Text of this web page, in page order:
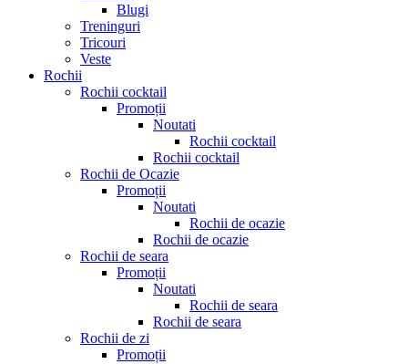
Blugi
Treninguri
Tricouri
Veste
Rochii
Rochii cocktail
Promoții
Noutati
Rochii cocktail
Rochii cocktail
Rochii de Ocazie
Promoții
Noutati
Rochii de ocazie
Rochii de ocazie
Rochii de seara
Promoții
Noutati
Rochii de seara
Rochii de seara
Rochii de zi
Promoții